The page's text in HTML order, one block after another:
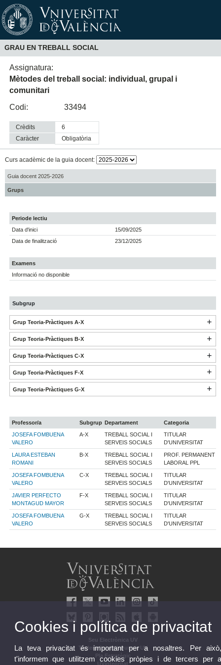
GRAU EN TREBALL SOCIAL
Assignatura:
Mètodes del treball social: individual, grupal i
comunitari
Codi:
33494
Crèdits
6
Caràcter
obligatòria
Curs acadèmic de la guia docent:
Guia docent 2025-2026
Grups
Periode lectiu
Data d'inici
15/09/2025
Data de finalització
23/12/2025
Examens
Informació no disponible
Subgrup
Grup Teoria-Pràctiques A-X
Grup Teoria-Pràctiques B-X
Grup Teoria-Pràctiques C-X
Grup Teoria-Pràctiques F-X
Grup Teoria-Pràctiques G-X
Professor/a Subgrup Departament
Categoria
JOSEFA FOMBUENA
VALERO
A-X
TREBALL SOCIAL I
SERVEIS SOCIALS
TITULAR
D'UNIVERSITAT
LAURA ESTEBAN
ROMANI
B-X
TREBALL SOCIAL I
SERVEIS SOCIALS
PROF. PERMANENT
LABORAL PPL
JOSEFA FOMBUENA
VALERO
C-X
TREBALL SOCIAL I
SERVEIS SOCIALS
TITULAR
D'UNIVERSITAT
JAVIER PERFECTO
MONTAGUD MAYOR
F-X
TREBALL SOCIAL I
SERVEIS SOCIALS
TITULAR
D'UNIVERSITAT
JOSEFA FOMBUENA
VALERO
G-X
TREBALL SOCIAL I
SERVEIS SOCIALS
TITULAR
D'UNIVERSITAT
Seu Electrònica UV
Tauler oficial d'anuncis UV
Pla Estratègic
UVintegritat
Cookies i política de privacitat
La teva privacitat és important per a nosaltres. Per
t'informem que utilitzem cookies pròpies i de tercers per